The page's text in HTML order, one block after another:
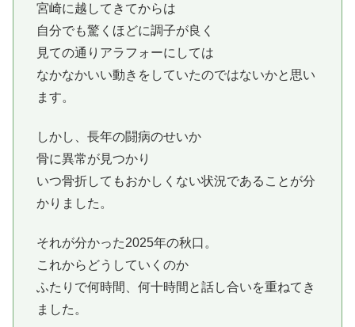
宮崎に越してきてからは
自分でも驚くほどに調子が良く
見ての通りアラフォーにしては
なかなかいい動きをしていたのではないかと思い
ます。
しかし、長年の闘病のせいか
骨に異常が見つかり
いつ骨折してもおかしくない状況であることが分
かりました。
それが分かった2025年の秋口。
これからどうしていくのか
ふたりで何時間、何十時間と話し合いを重ねてき
ました。